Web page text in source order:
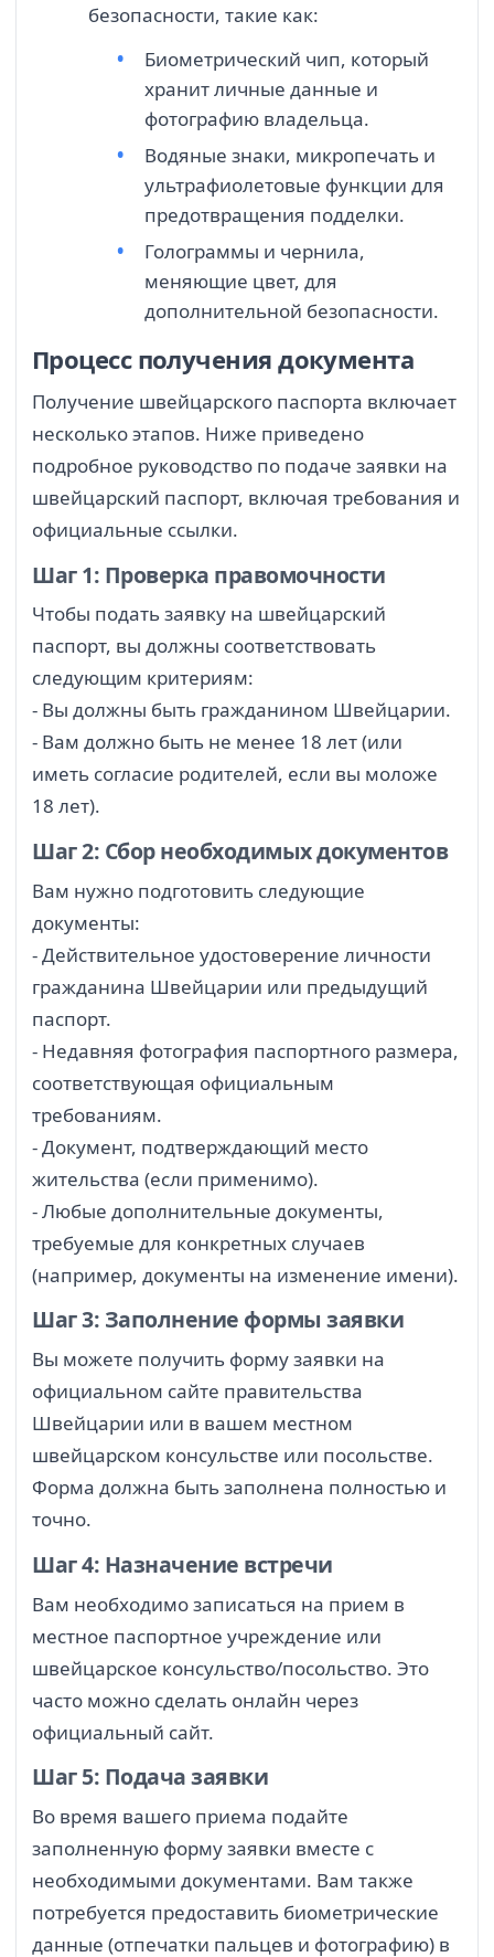
безопасности, такие как:
Биометрический чип, который
хранит личные данные и
фотографию владельца.
Водяные знаки, микропечать и
ультрафиолетовые функции для
предотвращения подделки.
Голограммы и чернила,
меняющие цвет, для
дополнительной безопасности.
Процесс получения документа
Получение швейцарского паспорта включает
несколько этапов. Ниже приведено
подробное руководство по подаче заявки на
швейцарский паспорт, включая требования и
официальные ссылки.
Шаг 1: Проверка правомочности
Чтобы подать заявку на швейцарский
паспорт, вы должны соответствовать
следующим критериям:
- Вы должны быть гражданином Швейцарии.
- Вам должно быть не менее 18 лет (или
иметь согласие родителей, если вы моложе
18 лет).
Шаг 2: Сбор необходимых документов
Вам нужно подготовить следующие
документы:
- Действительное удостоверение личности
гражданина Швейцарии или предыдущий
паспорт.
- Недавняя фотография паспортного размера,
соответствующая официальным
требованиям.
- Документ, подтверждающий место
жительства (если применимо).
- Любые дополнительные документы,
требуемые для конкретных случаев
(например, документы на изменение имени).
Шаг 3: Заполнение формы заявки
Вы можете получить форму заявки на
официальном сайте правительства
Швейцарии или в вашем местном
швейцарском консульстве или посольстве.
Форма должна быть заполнена полностью и
точно.
Шаг 4: Назначение встречи
Вам необходимо записаться на прием в
местное паспортное учреждение или
швейцарское консульство/посольство. Это
часто можно сделать онлайн через
официальный сайт.
Шаг 5: Подача заявки
Во время вашего приема подайте
заполненную форму заявки вместе с
необходимыми документами. Вам также
потребуется предоставить биометрические
данные (отпечатки пальцев и фотографию) в